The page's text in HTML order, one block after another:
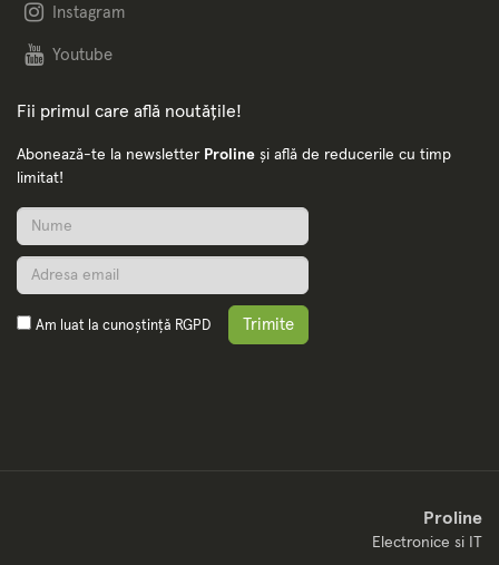
Instagram
Youtube
Fii primul care află noutățile!
Abonează-te la newsletter Proline și află de reducerile cu timp
limitat!
Am luat la cunoștință RGPD Trimite
Proline
Electronice si IT